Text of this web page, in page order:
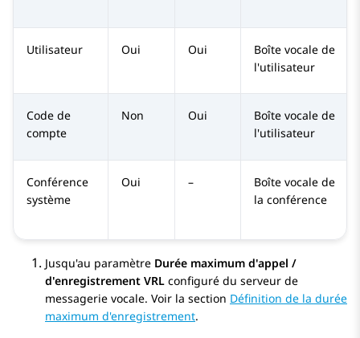
Utilisateur Oui Oui
Boîte vocale de
l'utilisateur
Code de
compte
Non Oui
Boîte vocale de
l'utilisateur
Conférence
système
Oui –
Boîte vocale de
la conférence
Jusqu'au paramètre Durée maximum d'appel /
d'enregistrement VRL configuré du serveur de
messagerie vocale. Voir la section Définition de la durée
maximum d'enregistrement.